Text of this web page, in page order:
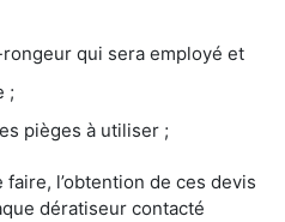
qui sera employé et
;
pièges à utiliser ;
faire, l’obtention de ces devis
dératiseur contacté